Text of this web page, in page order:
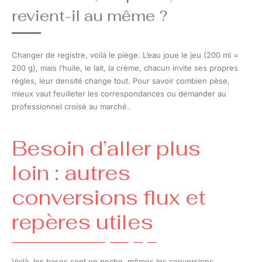
revient-il au même ?
Changer de registre, voilà le piège. L’eau joue le jeu (200 ml =
200 g), mais l’huile, le lait, la crème, chacun invite ses propres
règles, leur densité change tout. Pour savoir combien pèse,
mieux vaut feuilleter les correspondances ou demander au
professionnel croisé au marché.
Besoin d’aller plus
loin : autres
conversions flux et
repères utiles